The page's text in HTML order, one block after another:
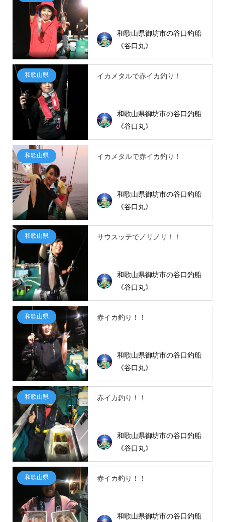
和歌山県御坊市の谷口釣船
《谷口丸》
和歌山県 イカメタルで赤イカ釣り！
和歌山県御坊市の谷口釣船
《谷口丸》
和歌山県 イカメタルで赤イカ釣り！
和歌山県御坊市の谷口釣船
《谷口丸》
和歌山県 サウスッテでノリノリ！！
和歌山県御坊市の谷口釣船
《谷口丸》
和歌山県 赤イカ釣り！！
和歌山県御坊市の谷口釣船
《谷口丸》
和歌山県 赤イカ釣り！！
和歌山県御坊市の谷口釣船
《谷口丸》
和歌山県 赤イカ釣り！！
和歌山県御坊市の谷口釣船